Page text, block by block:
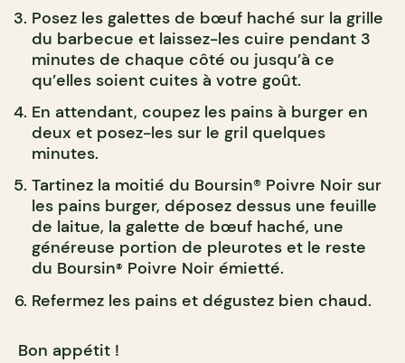
Posez les galettes de bœuf haché sur la grille
du barbecue et laissez-les cuire pendant 3
minutes de chaque côté ou jusqu’à ce
qu’elles soient cuites à votre goût.
En attendant, coupez les pains à burger en
deux et posez-les sur le gril quelques
minutes.
Tartinez la moitié du Boursin® Poivre Noir sur
les pains burger, déposez dessus une feuille
de laitue, la galette de bœuf haché, une
généreuse portion de pleurotes et le reste
du Boursin® Poivre Noir émietté.
Refermez les pains et dégustez bien chaud.
Bon appétit !